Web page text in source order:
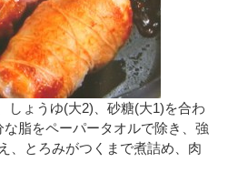
しょうゆ(大2)、砂糖(大1)を合わ
脂をペーパータオルで除き、強
、とろみがつくまで煮詰め、肉